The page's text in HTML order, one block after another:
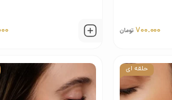
700.000تومان
حلقه ای